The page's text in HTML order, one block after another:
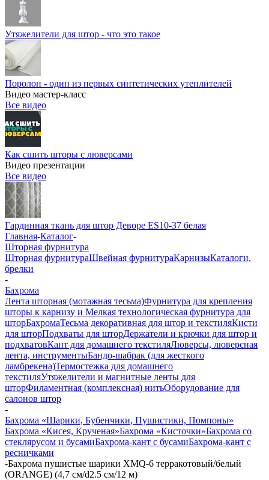
Утяжелители для штор - что это такое
Поролон - один из первых синтетических утеплителей
Видео мастер-класс
Все видео
Как сшить шторы с люверсами
Видео презентации
Все видео
Гардинная ткань для штор Деворе ES10-37 белая
Главная-Каталог-
Шторная фурнитура
Шторная фурнитураШвейная фурнитураКарнизыКаталоги,
брелки
-
Бахрома
Лента шторная (мотажная тесьма)Фурнитура для крепления
шторы к карнизу и Мелкая технологическая фурнитура для
шторБахромаТесьма декоративная для штор и текстиляКисти
для шторПодхваты для шторДержатели и крючки для штор и
подхватовКант для домашнего текстиляЛюверсы, люверсная
лента, инструментыБандо-шабрак (для жесткого
ламбрекена)Термостежка для домашнего
текстиляУтяжелители и магнитные ленты для
шторФиламентная (комплексная) нитьОборудование для
салонов штор
-
Бахрома «Шарики, Бубенчики, Пушистики, Помпоны»
Бахрома «Кисея, Крученая»Бахрома «Кисточки»Бахрома со
стеклярусом и бусамиБахрома-кант с бусамиБахрома-кант с
ресничками
-Бахрома пушистые шарики XMQ-6 терракотовый/белый
(ORANGE) (4,7 см/d2.5 см/12 м)